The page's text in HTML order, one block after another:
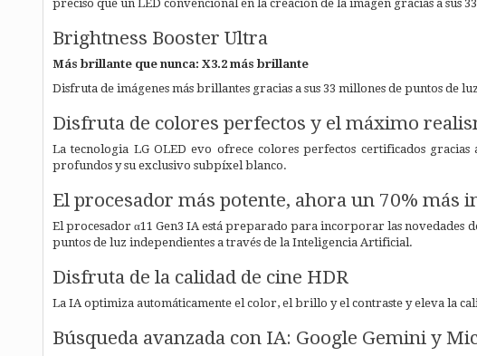
preciso que un LED convencional en la creación de la imagen gracias a sus
Brightness Booster Ultra
Más brillante que nunca: X3.2 más brillante
Disfruta de imágenes más brillantes gracias a sus 33 millones de puntos de
Disfruta de colores perfectos y el máximo
La tecnologia LG OLED evo ofrece colores perfectos certificados
profundos y su exclusivo subpíxel blanco.
El procesador más potente, ahora un 70% más
El procesador α11 Gen3 IA está preparado para incorporar las novedades
puntos de luz independientes a través de la Inteligencia Artificial.
Disfruta de la calidad de cine HDR
La IA optimiza automáticamente el color, el brillo y el contraste y eleva la
Búsqueda avanzada con IA: Google Gemini y